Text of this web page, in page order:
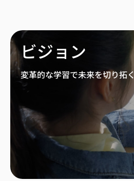
ビジョン
変革的な学習で未来を切り拓く